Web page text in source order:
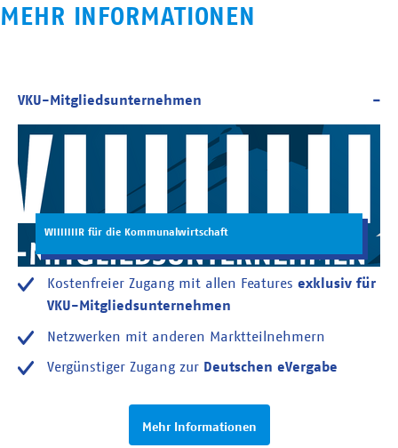
MEHR INFORMATIONEN
WIIIIIIIR für die Kommunalwirtschaft
Kostenfreier Zugang mit allen Features exklusiv für
VKU-Mitgliedsunternehmen
Netzwerken mit anderen Marktteilnehmern
Vergünstiger Zugang zur Deutschen eVergabe
Mehr Informationen